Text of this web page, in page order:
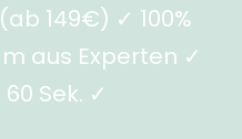
149€) ✓ 100%
aus Experten ✓
Sek. ✓